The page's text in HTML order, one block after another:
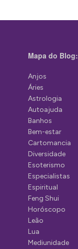
Mapa do Blog:
Anjos
Áries
Astrologia
Autoajuda
Banhos
Bem-estar
Cartomancia
Diversidade
Esoterismo
Especialistas
Espiritual
Feng Shui
Horóscopo
Leão
Lua
Mediunidade